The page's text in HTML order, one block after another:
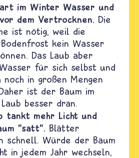
im Winter Wasser und
dem Vertrocknen. Die
ist nötig, weil die
kein Wasser
Das Laub aber
für sich selbst und
noch in großen Mengen
ist der Baum im
besser dran.
tankt mehr Licht und
"satt". Blätter
schnell. Würde der Baum
in jedem Jahr wechseln,